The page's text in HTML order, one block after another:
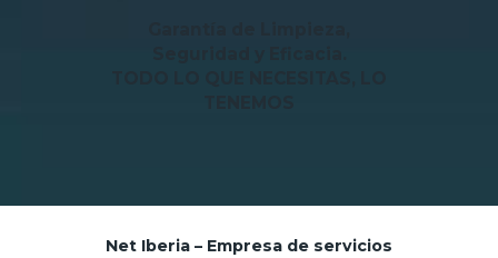
Net Iberia – Empresa de servicios